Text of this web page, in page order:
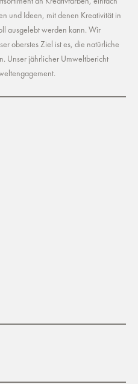
und Ideen, mit denen Kreativität in
ausgelebt werden kann. Wir
oberstes Ziel ist es, die natürliche
Unser jährlicher Umweltbericht